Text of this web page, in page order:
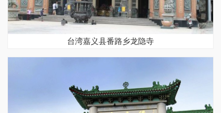
台湾嘉义县番路乡龙隐寺